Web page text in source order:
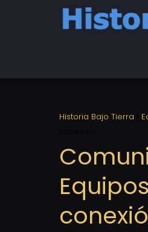
Historia Bajo Tierra